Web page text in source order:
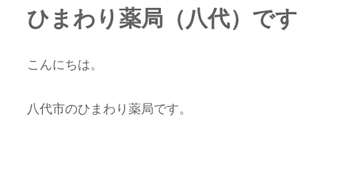
ひまわり薬局（八代）です
こんにちは。
八代市のひまわり薬局です。